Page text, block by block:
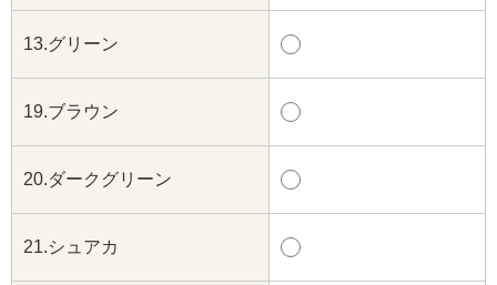
13.グリーン
19.ブラウン
20.ダークグリーン
21.シュアカ